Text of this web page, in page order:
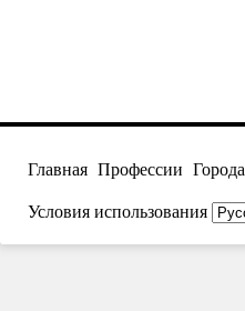
Главная Профессии Города
Условия использования